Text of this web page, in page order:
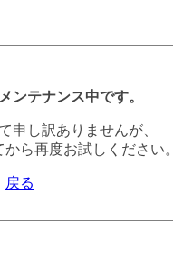
ンテナンス中です。
申し訳ありませんが、
ら再度お試しください。
戻る